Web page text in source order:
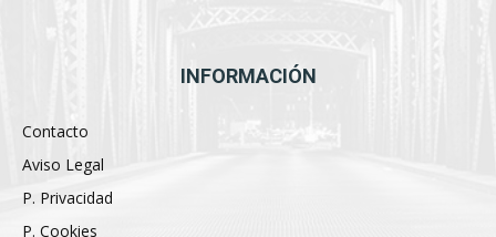
INFORMACIÓN
Contacto
Aviso Legal
P. Privacidad
P. Cookies